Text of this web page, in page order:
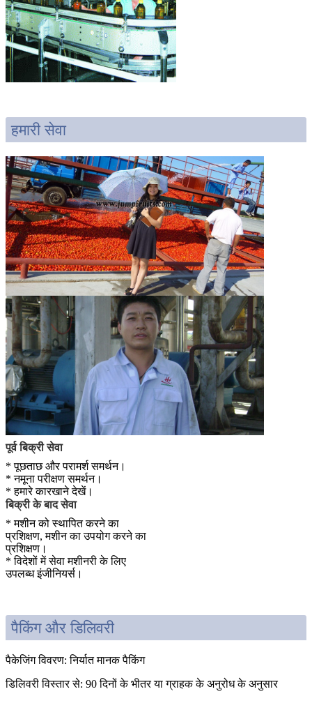
हमारी सेवा
पूर्व बिक्री सेवा
* पूछताछ और परामर्श समर्थन।
* नमूना परीक्षण समर्थन।
* हमारे कारखाने देखें।
बिक्री के बाद सेवा
* मशीन को स्थापित करने का
प्रशिक्षण, मशीन का उपयोग करने का
प्रशिक्षण।
* विदेशों में सेवा मशीनरी के लिए
उपलब्ध इंजीनियर्स।
पैकिंग और डिलिवरी
पैकेजिंग विवरण: निर्यात मानक पैकिंग
डिलिवरी विस्तार से: 90 दिनों के भीतर या ग्राहक के अनुरोध के अनुसार